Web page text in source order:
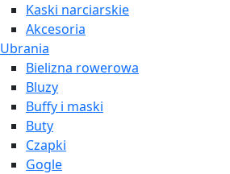
Kaski narciarskie
Akcesoria
Ubrania
Bielizna rowerowa
Bluzy
Buffy i maski
Buty
Czapki
Gogle